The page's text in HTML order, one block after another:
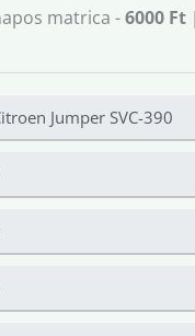
matrica -6000 Ft